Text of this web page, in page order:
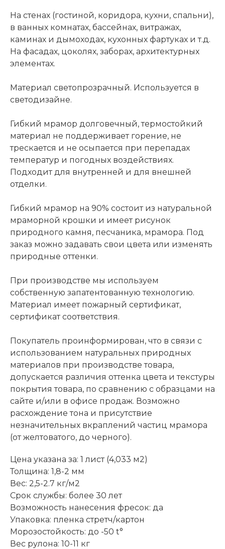
На стенах (гостиной, коридора, кухни, спальни),
в ванных комнатах, бассейнах, витражах,
каминах и дымоходах, кухонных фартуках и т.д.
На фасадах, цоколях, заборах, архитектурных
элементах.
Материал светопрозрачный. Используется в
светодизайне.
Гибкий мрамор долговечный, термостойкий
материал не поддерживает горение, не
трескается и не осыпается при перепадах
температур и погодных воздействиях.
Подходит для внутренней и для внешней
отделки.
Гибкий мрамор на 90% состоит из натуральной
мраморной крошки и имеет рисунок
природного камня, песчаника, мрамора. Под
заказ можно задавать свои цвета или изменять
природные оттенки.
При производстве мы используем
собственную запатентованную технологию.
Материал имеет пожарный сертификат,
сертификат соответствия.
Покупатель проинформирован, что в связи с
использованием натуральных природных
материалов при производстве товара,
допускается различия оттенка цвета и текстуры
покрытия товара, по сравнению с образцами на
сайте и/или в офисе продаж. Возможно
расхождение тона и присутствие
незначительных вкраплений частиц мрамора
(от желтоватого, до черного).
Цена указана за: 1 лист (4,033 м2)
Толщина: 1,8-2 мм
Вес: 2,5-2.7 кг/м2
Срок службы: более 30 лет
Возможность нанесения фресок: да
Упаковка: пленка стретч/картон
Морозостойкость: до -50 t°
Вес рулона: 10-11 кг